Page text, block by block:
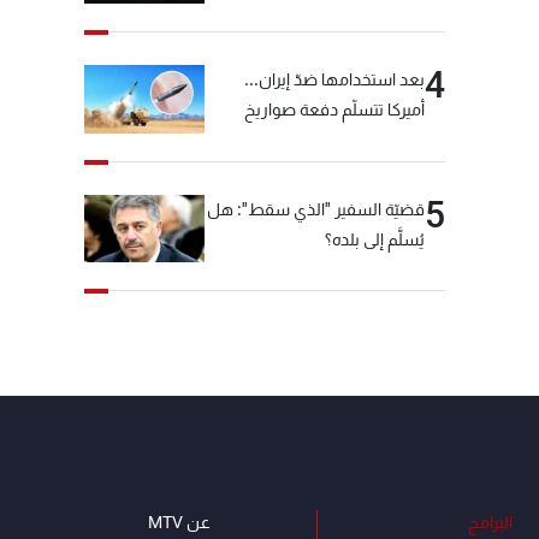
4بعد استخدامها ضدّ إيران...
أميركا تتسلّم دفعة صواريخ
5قضيّة السفير "الذي سقط": هل
يُسلَّم إلى بلده؟
البرامج عن MTV